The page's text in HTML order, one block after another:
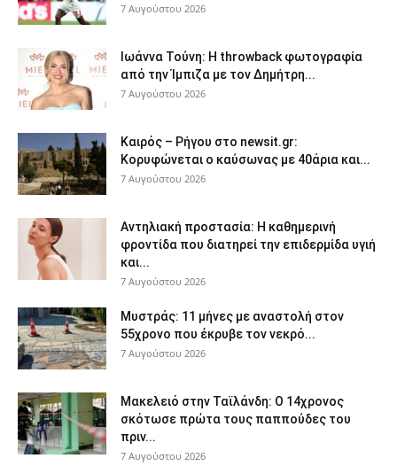
7 Αυγούστου 2026
Ιωάννα Τούνη: Η throwback φωτογραφία
από την Ίμπιζα με τον Δημήτρη...
7 Αυγούστου 2026
Καιρός – Ρήγου στο newsit.gr:
Κορυφώνεται ο καύσωνας με 40άρια και...
7 Αυγούστου 2026
Αντηλιακή προστασία: Η καθημερινή
φροντίδα που διατηρεί την επιδερμίδα υγιή
και...
7 Αυγούστου 2026
Μυστράς: 11 μήνες με αναστολή στον
55χρονο που έκρυβε τον νεκρό...
7 Αυγούστου 2026
Μακελειό στην Ταϊλάνδη: Ο 14χρονος
σκότωσε πρώτα τους παππούδες του
πριν...
7 Αυγούστου 2026